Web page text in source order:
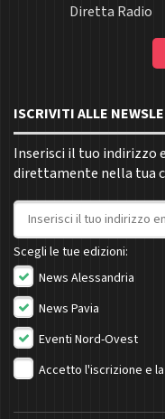
Diretta Radio
ISCRIVITI ALLE
Inserisci il tuo indirizzo
direttamente nella tua
Indirizzo email
Scegli le tue edizioni:
News Alessandria
News Pavia
Eventi Nord-Ovest
Accetto l'iscrizione e la